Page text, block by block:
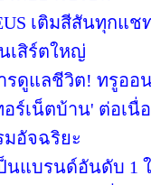
เติมสีสันทุกแช
เสิร์ตใหญ่
ดูแลชีวิต! ทรูออน
ทอร์เน็ตบ้าน' ต่อเ
มอัจฉริยะ
นแบรนด์อันดับ 1